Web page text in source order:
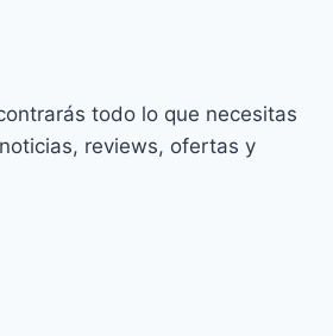
todo lo que necesitas
reviews, ofertas y